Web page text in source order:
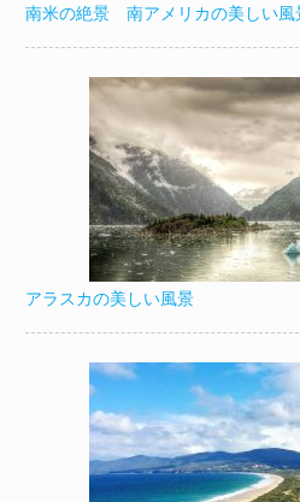
南米の絶景 南アメリカの美しい風
アラスカの美しい風景